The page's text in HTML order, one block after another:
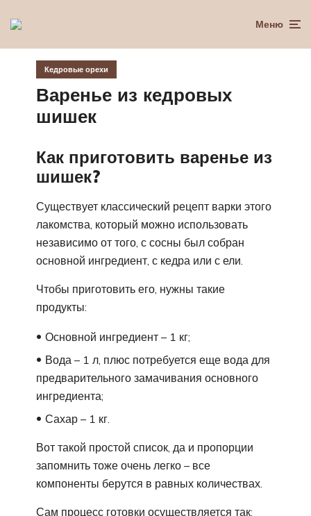
Меню
Кедровые орехи
Варенье из кедровых
шишек
Как приготовить варенье из
шишек?
Существует классический рецепт варки этого
лакомства, который можно использовать
независимо от того, с сосны был собран
основной ингредиент, с кедра или с ели.
Чтобы приготовить его, нужны такие
продукты:
Основной ингредиент – 1 кг;
Вода – 1 л, плюс потребуется еще вода для
предварительного замачивания основного
ингредиента;
Сахар – 1 кг.
Вот такой простой список, да и пропорции
запомнить тоже очень легко – все
компоненты берутся в равных количествах.
Сам процесс готовки осуществляется так: